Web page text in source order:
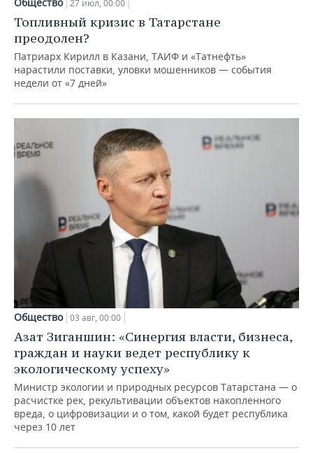
27 июл, 00:00
Топливный кризис в Татарстане
преодолен?
Патриарх Кирилл в Казани, ТАИФ и «Татнефть»
нарастили поставки, уловки мошенников — события
недели от «7 дней»
Общество 03 авг, 00:00
Азат Зиганшин: «Синергия власти, бизнеса,
граждан и науки ведет республику к
экологическому успеху»
Министр экологии и природных ресурсов Татарстана — о
расчистке рек, рекультивации объектов накопленного
вреда, о цифровизации и о том, какой будет республика
через 10 лет